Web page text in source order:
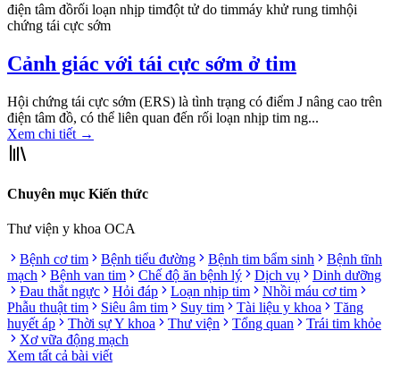
điện tâm đồrối loạn nhịp timđột tử do timmáy khử rung timhội
chứng tái cực sớm
Cảnh giác với tái cực sớm ở tim
Hội chứng tái cực sớm (ERS) là tình trạng có điểm J nâng cao trên
điện tâm đồ, có thể liên quan đến rối loạn nhịp tim ng...
Xem chi tiết →
Chuyên mục Kiến thức
Thư viện y khoa OCA
Bệnh cơ tim
Bệnh tiểu đường Bệnh tim bẩm sinh
Bệnh tĩnh
mạch
Bệnh van tim Chế độ ăn bệnh lý Dịch vụ
Dinh dưỡng
Đau thắt ngực
Hỏi đáp Loạn nhịp tim
Nhồi máu cơ tim
Phẫu thuật tim
Siêu âm tim Suy tim Tài liệu y khoa
Tăng
huyết áp
Thời sự Y khoa Thư viện Tổng quan
Trái tim khỏe
Xơ vữa động mạch
Xem tất cả bài viết